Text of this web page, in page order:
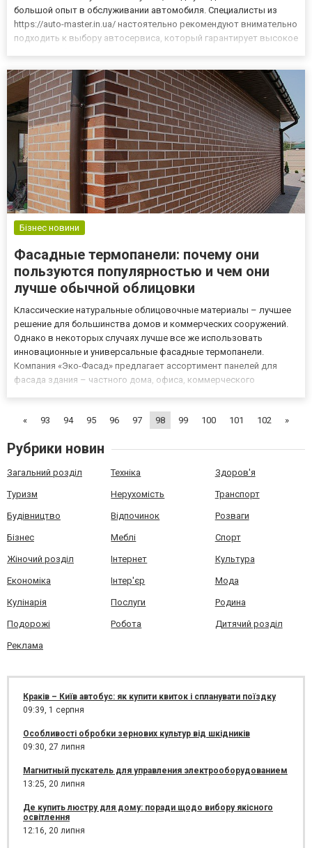
большой опыт в обслуживании автомобиля. Специалисты из
https://auto-master.in.ua/ настоятельно рекомендуют внимательно
подходить к выбору автосервиса, который гарантирует высокое
Бізнес новини
Фасадные термопанели: почему они
пользуются популярностью и чем они
лучше обычной облицовки
Классические натуральные облицовочные материалы – лучшее
решение для большинства домов и коммерческих сооружений.
Однако в некоторых случаях лучше все же использовать
инновационные и универсальные фасадные термопанели.
Компания «Эко-Фасад» предлагает ассортимент панелей для
фасада здания – частного дома, офиса, коммерческого
усиленные влагоо...
« 93 94 95 96 97 98 99 100 101 102 »
Рубрики новин
Загальний розділ Техніка Здоров'я
Туризм Нерухомість Транспорт
Будівництво Відпочинок Розваги
Бізнес Меблі Спорт
Жіночий розділ Інтернет Культура
Економіка Інтер'єр Мода
Кулінарія Послуги Родина
Подорожі Робота Дитячий розділ
Реклама
Краків – Київ автобус: як купити квиток і спланувати поїздку
09:39, 1 серпня
Особливості обробки зернових культур від шкідників
09:30, 27 липня
Магнитный пускатель для управления электрооборудованием
13:25, 20 липня
Де купить люстру для дому: поради щодо вибору якісного
освітлення
12:16, 20 липня